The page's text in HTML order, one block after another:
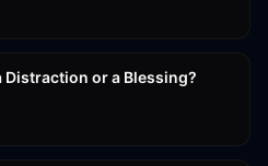
Distraction or a Blessing?